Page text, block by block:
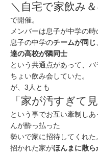
＼自宅で家飲み
で開催。
メンバーは息子が中学の
息子の中学のチームが同じ
達の高校が隣同士
という共通点があって、
ちょい飲み会していた。
が、3人とも
「家が汚すぎて
という事でお互い牽制し
んが酔っ払った
勢いで家に招待してくれた
招かれた家がほんまに散ら